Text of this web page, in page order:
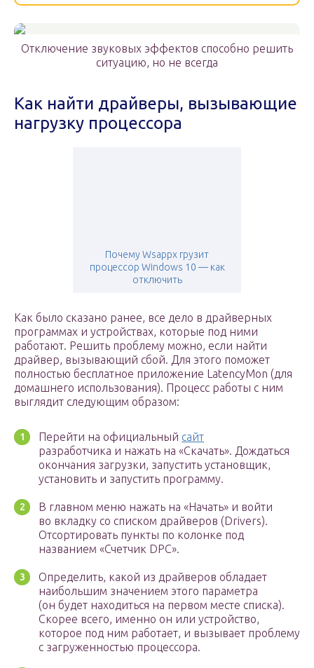
Отключение звуковых эффектов способно решить
ситуацию, но не всегда
Как найти драйверы, вызывающие
нагрузку процессора
Почему Wsappx грузит
процессор Windows 10 — как
отключить
Как было сказано ранее, все дело в драйверных
программах и устройствах, которые под ними
работают. Решить проблему можно, если найти
драйвер, вызывающий сбой. Для этого поможет
полностью бесплатное приложение LatencyMon (для
домашнего использования). Процесс работы с ним
выглядит следующим образом:
Перейти на официальный сайт
разработчика и нажать на «Скачать». Дождаться
окончания загрузки, запустить установщик,
установить и запустить программу.
В главном меню нажать на «Начать» и войти
во вкладку со списком драйверов (Drivers).
Отсортировать пункты по колонке под
названием «Счетчик DPC».
Определить, какой из драйверов обладает
наибольшим значением этого параметра
(он будет находиться на первом месте списка).
Скорее всего, именно он или устройство,
которое под ним работает, и вызывает проблему
с загруженностью процессора.